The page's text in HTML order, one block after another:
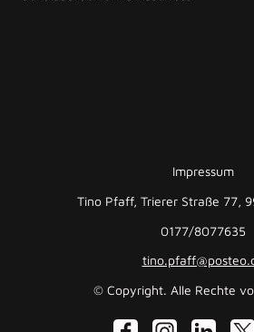
Impressum
Tino Pfaff, Trierer Straße 77,
0177/8077635
© Copyright. Alle Rechte